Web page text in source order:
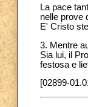
La pace
nelle prove
E' Cristo
3. Mentre
Sia lui, il
festosa e
[02899-